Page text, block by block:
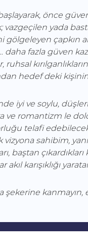
önce
vazgeçilen yada
çapkın
fazla güven
ruhsal
hedef deki
iyi ve soylu,
ve romantizm le
telafi
vizyona sahibim,
baştan
karışıklığı
şekerine